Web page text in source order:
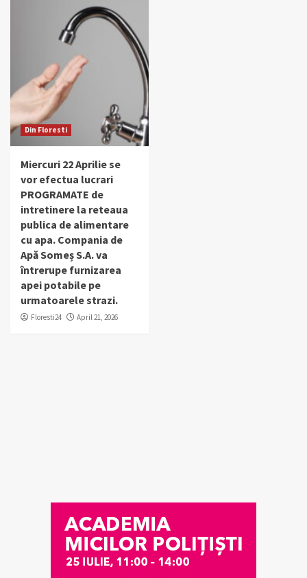
Din Floresti
Miercuri 22 Aprilie se
vor efectua lucrari
PROGRAMATE de
intretinere la reteaua
publica de alimentare
cu apa. Compania de
Apă Someș S.A. va
întrerupe furnizarea
apei potabile pe
urmatoarele strazi.
Floresti24 April 21, 2026